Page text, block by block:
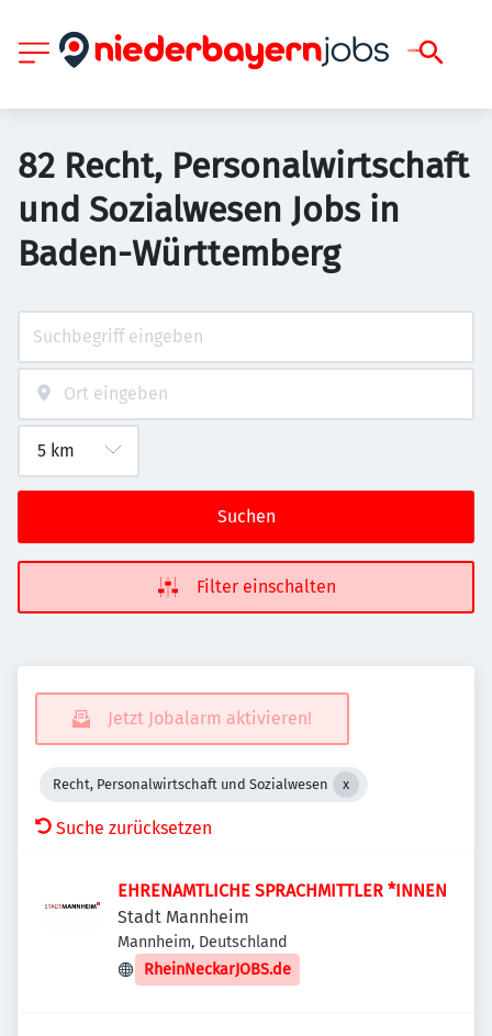
82 Recht, Personalwirtschaft
und Sozialwesen Jobs in
Baden-Württemberg
Suchen
Filter einschalten
Jetzt Jobalarm aktivieren!
Recht, Personalwirtschaft und Sozialwesen
Suche zurücksetzen
EHRENAMTLICHE SPRACHMITTLER *INNEN
Stadt Mannheim
Mannheim, Deutschland
RheinNeckarJOBS.de